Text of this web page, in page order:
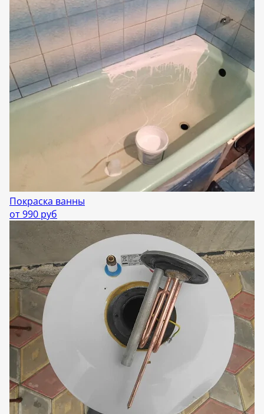
Покраска ванны
от 990 руб